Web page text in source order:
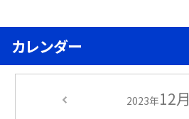
カレンダー
2023年12月